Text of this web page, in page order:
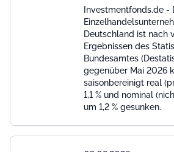
Investmentfonds.de -
Deutschland ist nach
Ergebnissen des
Bundesamtes
gegenüber Mai 2026
saisonbereinigt real
1,1 % und nominal
um 1,2 % gesunken.